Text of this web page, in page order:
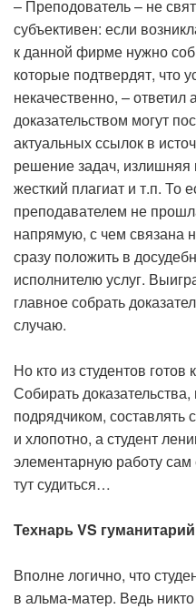
– Преподователь – не
субъективен: если
к данной фирме нужно
которые подтвердят, что
некачественно, – ответил
доказательством могут
актуальных ссылок в
решение задач, излишняя
жесткий плагиат и т.п. То
преподавателем не
напрямую, с чем связана
сразу положить в
исполнителю услуг.
главное собрать
случаю.
Но кто из студентов
Собирать
подрядчиком,
и хлопотно, а студент
элементарную работу
тут судиться…
Технарь VS
Вполне логично, что
в альма-матер. Ведь